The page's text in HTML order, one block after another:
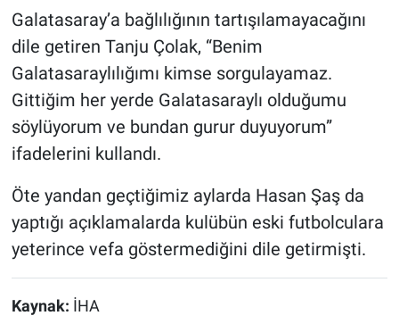
Galatasaray’a bağlılığının tartışılamayacağını
dile getiren Tanju Çolak, “Benim
Galatasaraylılığımı kimse sorgulayamaz.
Gittiğim her yerde Galatasaraylı olduğumu
söylüyorum ve bundan gurur duyuyorum”
ifadelerini kullandı.
Öte yandan geçtiğimiz aylarda Hasan Şaş da
yaptığı açıklamalarda kulübün eski futbolculara
yeterince vefa göstermediğini dile getirmişti.
Kaynak: İHA